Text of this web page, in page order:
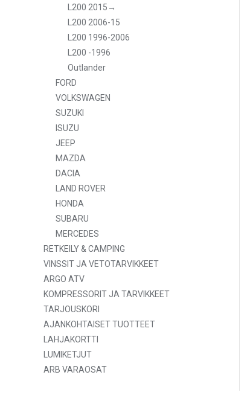
L200 2015→
L200 2006-15
L200 1996-2006
L200 -1996
Outlander
FORD
VOLKSWAGEN
SUZUKI
ISUZU
JEEP
MAZDA
DACIA
LAND ROVER
HONDA
SUBARU
MERCEDES
RETKEILY & CAMPING
VINSSIT JA VETOTARVIKKEET
ARGO ATV
KOMPRESSORIT JA TARVIKKEET
TARJOUSKORI
AJANKOHTAISET TUOTTEET
LAHJAKORTTI
LUMIKETJUT
ARB VARAOSAT